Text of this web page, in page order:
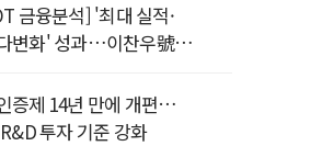
금융분석] '최대 실적·
변화' 성과…이찬우號
증제 14년 만에 개편…
투자 기준 강화